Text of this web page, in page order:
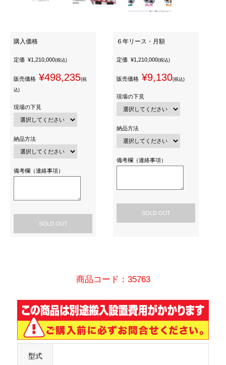
購入価格
定価 ¥1,210,000(税込)
販売価格 ¥498,235(税
込)
現場の下見
納品方法
備考欄（連絡事項）
SOLD OUT
６年リース・月額
定価 ¥1,210,000(税込)
販売価格 ¥9,130(税込)
現場の下見
納品方法
備考欄（連絡事項）
SOLD OUT
商品コード：35763
型式